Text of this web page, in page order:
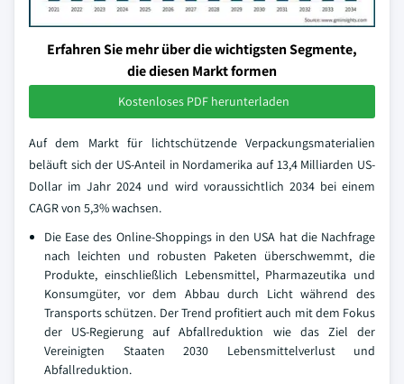
Erfahren Sie mehr über die wichtigsten Segmente,
die diesen Markt formen
Kostenloses PDF herunterladen
Auf dem Markt für lichtschützende Verpackungsmaterialien
beläuft sich der US-Anteil in Nordamerika auf 13,4 Milliarden US-
Dollar im Jahr 2024 und wird voraussichtlich 2034 bei einem
CAGR von 5,3% wachsen.
Die Ease des Online-Shoppings in den USA hat die Nachfrage
nach leichten und robusten Paketen überschwemmt, die
Produkte, einschließlich Lebensmittel, Pharmazeutika und
Konsumgüter, vor dem Abbau durch Licht während des
Transports schützen. Der Trend profitiert auch mit dem Fokus
der US-Regierung auf Abfallreduktion wie das Ziel der
Vereinigten Staaten 2030 Lebensmittelverlust und
Abfallreduktion.